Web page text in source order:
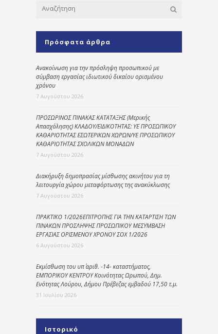
Πρόσφατα άρθρα
Ανακοίνωση για την πρόσληψη προσωπικού με
σύμβαση εργασίας ιδιωτικού δικαίου ορισμένου
χρόνου
7 Αυγούστου 2026
ΠΡΟΣΩΡΙΝΟΣ ΠΙΝΑΚΑΣ ΚΑΤΑΤΑΞΗΣ (Μερικής
Απασχόλησης) ΚΛΑΔΟΥ/ΕΙΔΙΚΟΤΗΤΑΣ: ΥΕ ΠΡΟΣΩΠΙΚΟΥ
ΚΑΘΑΡΙΟΤΗΤΑΣ ΕΣΩΤΕΡΙΚΩΝ ΧΩΡΩΝ/ΥΕ ΠΡΟΣΩΠΙΚΟΥ
ΚΑΘΑΡΙΟΤΗΤΑΣ ΣΧΟΛΙΚΩΝ ΜΟΝΑΔΩΝ
7 Αυγούστου 2026
Διακήρυξη δημοπρασίας μίσθωσης ακινήτου για τη
λειτουργία χώρου μεταφόρτωσης της ανακύκλωσης
7 Αυγούστου 2026
ΠΡΑΚΤΙΚΟ 1/2026ΕΠΙΤΡΟΠΗΣ ΓΙΑ ΤΗΝ ΚΑΤΑΡΤΙΣΗ ΤΩΝ
ΠΙΝΑΚΩΝ ΠΡΟΣΛΗΨΗΣ ΠΡΟΣΩΠΙΚΟΥ ΜΕΣΥΜΒΑΣΗ
ΕΡΓΑΣΙΑΣ ΟΡΙΣΜΕΝΟΥ ΧΡΟΝΟΥ ΣΟΧ 1/2026
6 Αυγούστου 2026
Εκμίσθωση του υπ΄ αριθ. -14- καταστήματος,
ΕΜΠΟΡΙΚΟΥ ΚΕΝΤΡΟΥ Κοινότητας Ωρωπού, Δημ.
Ενότητας Λούρου, Δήμου Πρέβεζας εμβαδού 17,50 τ.μ.
31 Ιουλίου 2026
Ιστορικό